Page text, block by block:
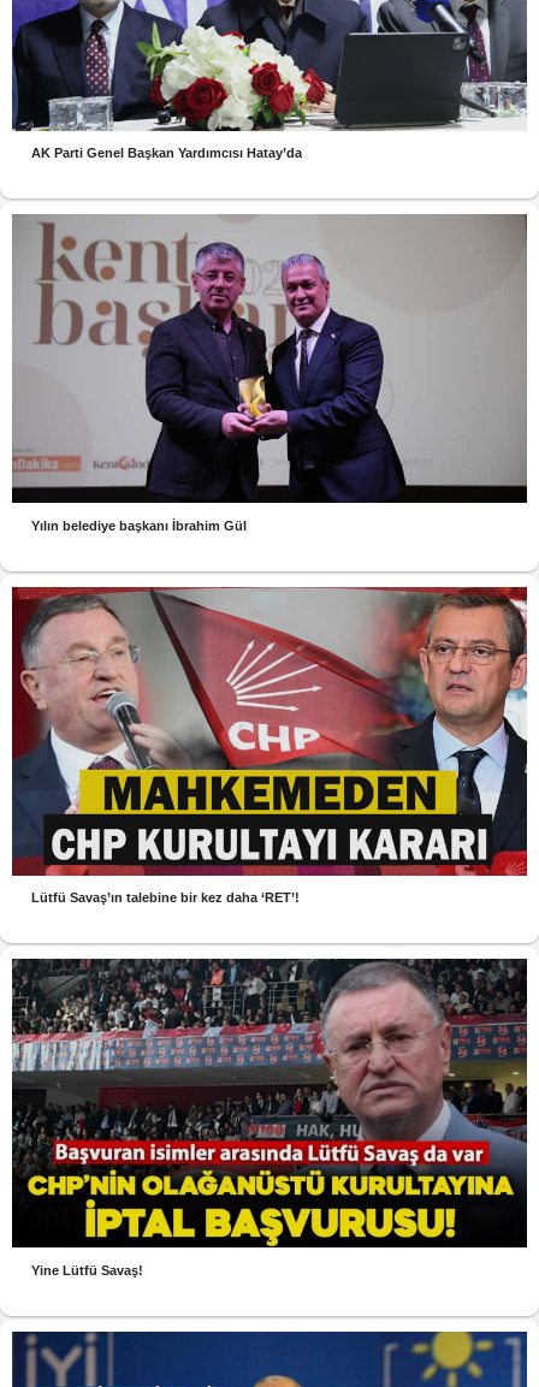
AK Parti Genel Başkan Yardımcısı Hatay’da
Yılın belediye başkanı İbrahim Gül
Lütfü Savaş’ın talebine bir kez daha ‘RET’!
Yine Lütfü Savaş!